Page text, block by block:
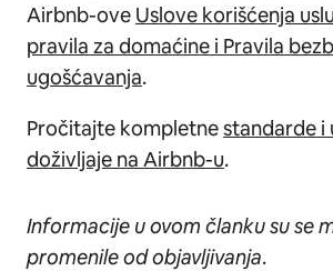
Airbnb-ove Uslove korišćenja
pravila za domaćine i Pravila
ugošćavanja.
Pročitajte kompletne standarde i
doživljaje na Airbnb-u.
Informacije u ovom članku su se
promenile od objavljivanja.